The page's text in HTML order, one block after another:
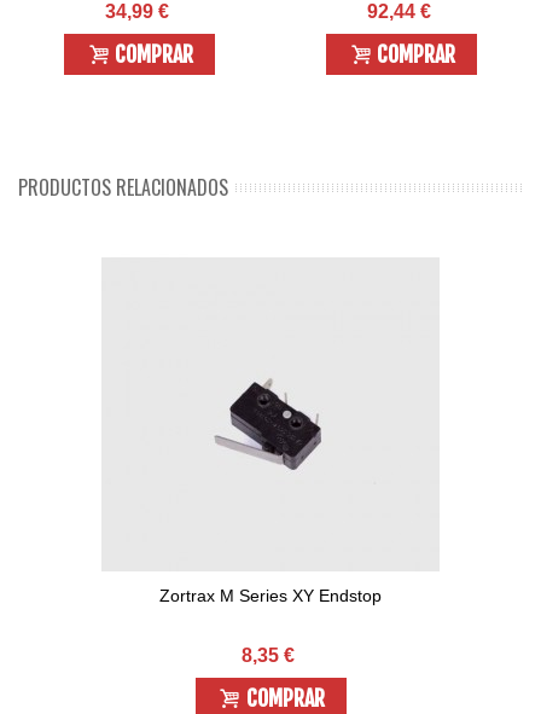
34,99 €
COMPRAR
92,44 €
COMPRAR
PRODUCTOS RELACIONADOS
Zortrax M Series XY Endstop
8,35 €
COMPRAR